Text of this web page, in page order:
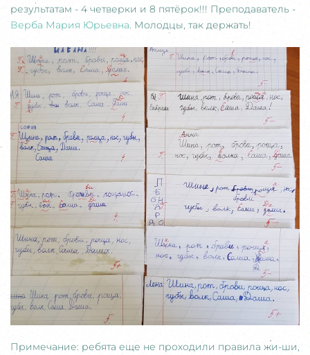
результатам - 4 четверки и 8 пятёрок!!! Преподаватель -
Верба Мария Юрьевна . Молодцы, так держать!
Примечание: ребята еще не проходили правила жи-ши,